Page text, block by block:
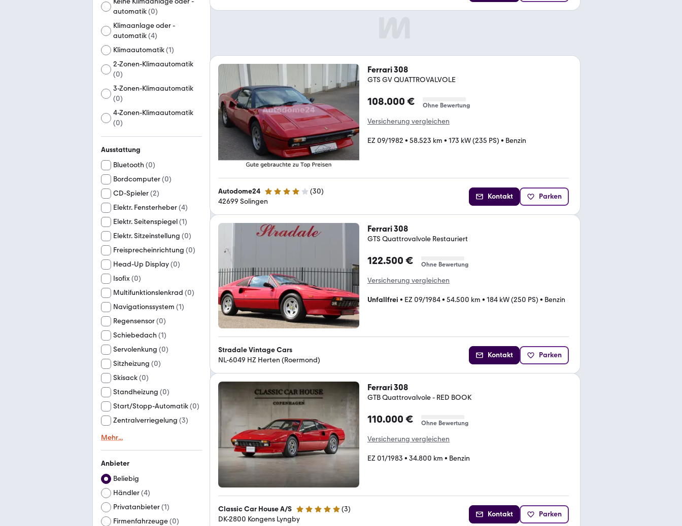
automatik(0)
Klimaanlage oder -
automatik(4)
Klimaautomatik(1)
2-Zonen-Klimaautomatik
(0)
3-Zonen-Klimaautomatik
(0)
4-Zonen-Klimaautomatik
(0)
Ausstattung
Bluetooth (0)
Bordcomputer(0)
CD-Spieler(2)
Elektr. Fensterheber(4)
Elektr. Seitenspiegel(1)
Elektr. Sitzeinstellung (0)
Freisprecheinrichtung (0)
Head-Up Display(0)
Isofix(0)
Multifunktionslenkrad (0)
Navigationssystem (1)
Regensensor(0)
Schiebedach (1)
Servolenkung (0)
Sitzheizung (0)
Skisack(0)
Standheizung (0)
Start/Stopp-Automatik(0)
Zentralverriegelung (3)
Mehr...
Anbieter
Beliebig
Händler(4)
Privatanbieter(1)
Firmenfahrzeuge(0)
Ferrari 308
GTS GV QUATTROVALVOLE
108.000 € Ohne Bewertung
Versicherung vergleichen
EZ 09/1982 • 58.523 km • 173 kW (235 PS) • Benzin
Autodome24 4 Sterne (30)
42699 Solingen
Kontakt Parken
Ferrari 308
GTS Quattrovalvole Restauriert
122.500 € Ohne Bewertung
Versicherung vergleichen
Unfallfrei • EZ 09/1984• 54.500 km • 184 kW (250 PS) • Benzin
Stradale Vintage Cars
NL-6049 HZ Herten (Roermond)
Kontakt Parken
Ferrari 308
GTB Quattrovalvole - RED BOOK
110.000 € Ohne Bewertung
Versicherung vergleichen
EZ 01/1983 • 34.800 km • Benzin
Classic Car House A/S 5 Sterne (3)
DK-2800 Kongens Lyngby
Kontakt Parken